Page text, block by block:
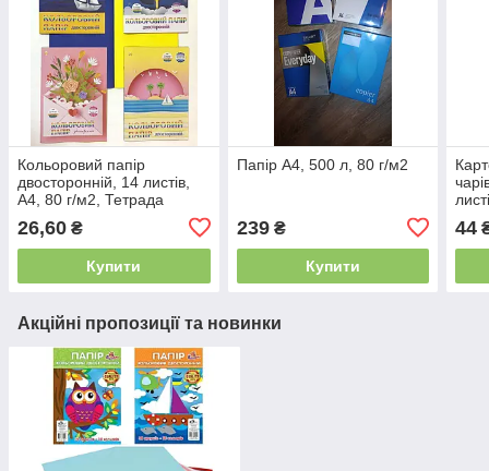
Кольоровий папір
двосторонній, 14 листів,
А4, 80 г/м2, Тетрада
26,60 ₴
Купити
Папір А4, 500 л, 80 г/м2
239₴
Купити
44
Акційні пропозиції та новинки